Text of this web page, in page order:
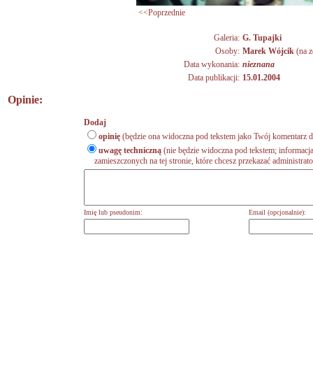
<<Poprzednie
Galeria: G. Tupajki
Osoby: Marek Wójcik (na
Data wykonania: nieznana
Data publikacji: 15.01.2004
Opinie:
Dodaj
opinię (będzie ona widoczna pod tekstem jako Twój komentarz
uwagę techniczną (nie będzie widoczna pod tekstem;
zamieszczonych na tej stronie, które chcesz przekazać
Imię lub pseudonim: Email (opcjonalnie):